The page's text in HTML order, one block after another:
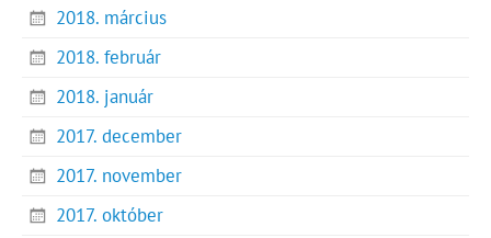
2018. március
2018. február
2018. január
2017. december
2017. november
2017. október